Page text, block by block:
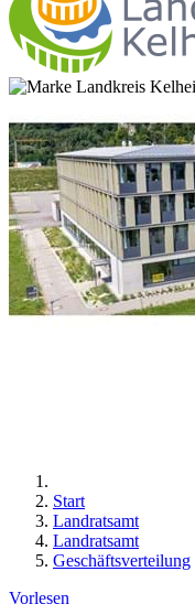
Start
Landratsamt
Landratsamt
Geschäftsverteilung
Vorlesen